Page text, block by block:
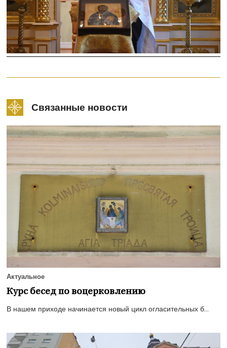
Связанные новости
Актуальное
Курс бесед по воцерковлению
В нашем приходе начинается новый цикл огласительных б...